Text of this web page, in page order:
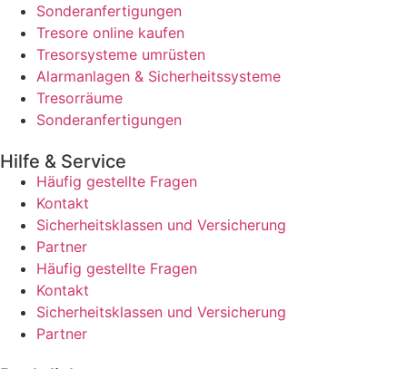
Sonderanfertigungen
Tresore online kaufen
Tresorsysteme umrüsten
Alarmanlagen & Sicherheitssysteme
Tresorräume
Sonderanfertigungen
Hilfe & Service
Häufig gestellte Fragen
Kontakt
Sicherheitsklassen und Versicherung
Partner
Häufig gestellte Fragen
Kontakt
Sicherheitsklassen und Versicherung
Partner